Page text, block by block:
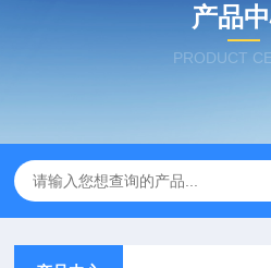
产品
PRODUCT